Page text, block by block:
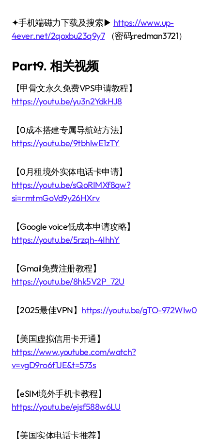
✦手机端磁力下载及搜索▶ https://www.up-
4ever.net/2qoxbu23q9y7（密码:redman3721）
Part9. 相关视频
【甲骨文永久免费VPS申请教程】
https://youtu.be/yu3n2YdkHJ8
【0成本搭建专属导航站方法】
https://youtu.be/9tbhlwE1zTY
【0月租境外实体电话卡申请】
https://youtu.be/sQoRIMXf8qw?
si=rmtmGoVd9y26HXrv
【Google voice低成本申请攻略】
https://youtu.be/5rzqh-4IhhY
【Gmail免费注册教程】
https://youtu.be/8hk5V2P_72U
【2025最佳VPN】 https://youtu.be/gTO-972WIw0
【美国虚拟信用卡开通】
https://www.youtube.com/watch?
v=vgD9ro6f1JE&t=573s
【eSIM境外手机卡教程】
https://youtu.be/ejsf588w6LU
【美国实体电话卡推荐】